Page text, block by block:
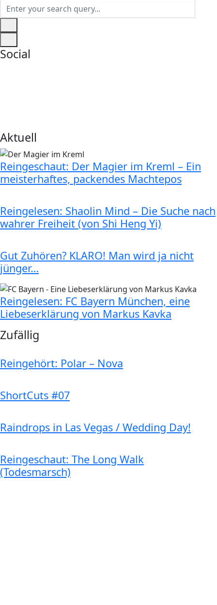
Social
Aktuell
Reingeschaut: Der Magier im Kreml – Ein
meisterhaftes, packendes Machtepos
Reingelesen: Shaolin Mind – Die Suche nach
wahrer Freiheit (von Shi Heng Yi)
Gut Zuhören? KLARO! Man wird ja nicht
jünger…
Reingelesen: FC Bayern München, eine
Liebeserklärung von Markus Kavka
Zufällig
Reingehört: Polar – Nova
ShortCuts #07
Raindrops in Las Vegas / Wedding Day!
Reingeschaut: The Long Walk
(Todesmarsch)